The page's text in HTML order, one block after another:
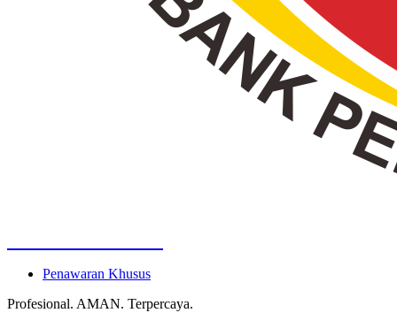
Penawaran Khusus
Profesional. AMAN. Terpercaya.